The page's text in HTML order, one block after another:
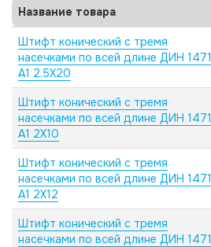
Название товара
Штифт конический с тремя
насечками по всей длине ДИН 1471
А1 2,5X20
Штифт конический с тремя
насечками по всей длине ДИН 1471
А1 2X10
Штифт конический с тремя
насечками по всей длине ДИН 1471
А1 2X12
Штифт конический с тремя
насечками по всей длине ДИН 1471